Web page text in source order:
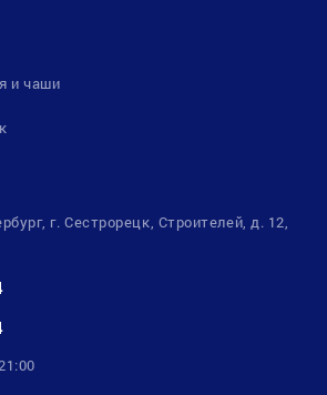
и чаши
г. Сестрорецк, Строителей, д. 12,